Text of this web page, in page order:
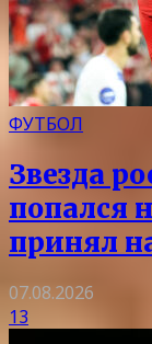
ФУТБОЛ
Звезда
попался
принял
07.08.2026
13